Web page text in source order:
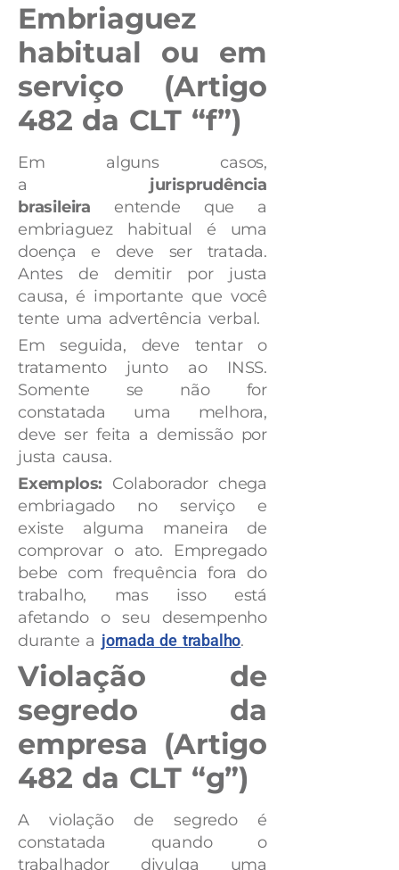
Embriaguez
habitual ou em
serviço (Artigo
482 da CLT “f”)
Em alguns casos,
a jurisprudência
brasileira entende que a
embriaguez habitual é uma
doença e deve ser tratada.
Antes de demitir por justa
causa, é importante que você
tente uma advertência verbal.
Em seguida, deve tentar o
tratamento junto ao INSS.
Somente se não for
constatada uma melhora,
deve ser feita a demissão por
justa causa.
Exemplos: Colaborador chega
embriagado no serviço e
existe alguma maneira de
comprovar o ato. Empregado
bebe com frequência fora do
trabalho, mas isso está
afetando o seu desempenho
durante a jornada de trabalho.
Violação de
segredo da
empresa (Artigo
482 da CLT “g”)
A violação de segredo é
constatada quando o
trabalhador divulga uma